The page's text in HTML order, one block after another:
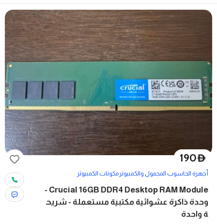
D
190
أجهزة الحاسوب المحمول والكمبيوتر مكونات الكمبيوتر
Crucial 16GB DDR4 Desktop RAM Module -
وحدة ذاكرة عشوائية مكتبية مستعملة - شريح
ة واحدة